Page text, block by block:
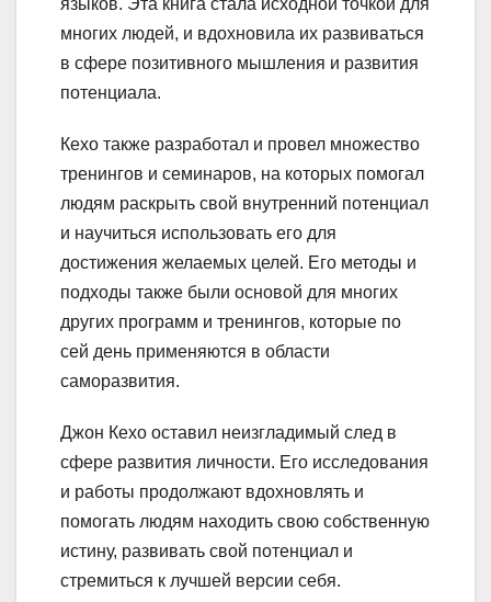
языков. Эта книга стала исходной точкой для
многих людей, и вдохновила их развиваться
в сфере позитивного мышления и развития
потенциала.
Кехо также разработал и провел множество
тренингов и семинаров, на которых помогал
людям раскрыть свой внутренний потенциал
и научиться использовать его для
достижения желаемых целей. Его методы и
подходы также были основой для многих
других программ и тренингов, которые по
сей день применяются в области
саморазвития.
Джон Кехо оставил неизгладимый след в
сфере развития личности. Его исследования
и работы продолжают вдохновлять и
помогать людям находить свою собственную
истину, развивать свой потенциал и
стремиться к лучшей версии себя.